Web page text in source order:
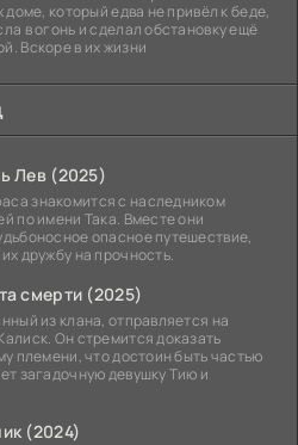
доме, который едва не привёл к беде,
в огонь и сделал обстановку ещё
Вскоре в их жизни
Лев (2025)
знакомится с наследником
по имени Така. Вместе они
опасное путешествие,
дружбу на прочность.
смерти (2025)
из клана, отправляется на
Он стремится доказать
племени, что достоин быть частью
загадочную девушку Тию и
(2024)